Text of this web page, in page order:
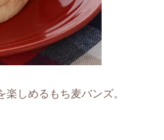
しめるもち麦バンズ。